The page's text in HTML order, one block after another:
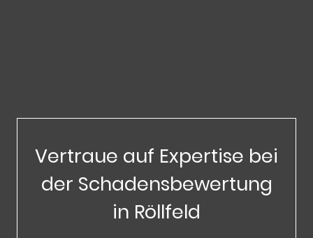
Vertraue auf Expertise bei
der Schadensbewertung
in Röllfeld